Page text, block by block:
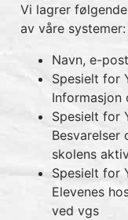
Vi lagrer
av våre systemer:
Navn, e-
Spesielt for
Informasjon
Spesielt for
skolens
Spesielt for
Elevenes
ved vgs